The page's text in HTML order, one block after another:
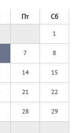
Пт Сб
1
7 8
14 15
21 22
28 29